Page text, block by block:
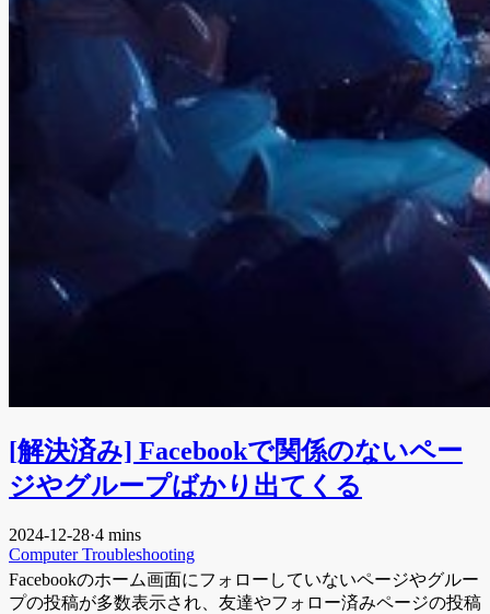
[解決済み] Facebookで関係のないペー
ジやグループばかり出てくる
2024-12-28·4 mins
ComputerTroubleshooting
Facebookのホーム画面にフォローしていないページやグルー
プの投稿が多数表示され、友達やフォロー済みページの投稿